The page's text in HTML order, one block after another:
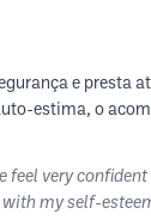
e presta
estima, o
very
my self-